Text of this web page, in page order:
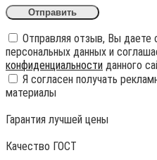
Отправляя отзыв, Вы даете
персональных данных и
конфиденциальности данного
Я согласен получать
материалы
Гарантия лучшей цены
Качество ГОСТ